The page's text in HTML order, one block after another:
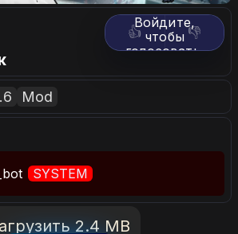
👍 👎
Войдите,
чтобы
голосовать.
Mod
SYSTEM
2.4 MB